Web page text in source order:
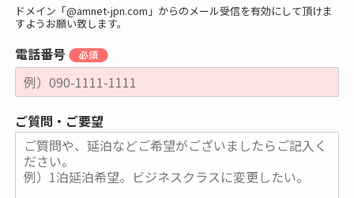
ドメイン「@amnet-jpn.com」からのメール受信を有効にして頂けま
すようお願い致します。
電話番号
ご質問・ご要望